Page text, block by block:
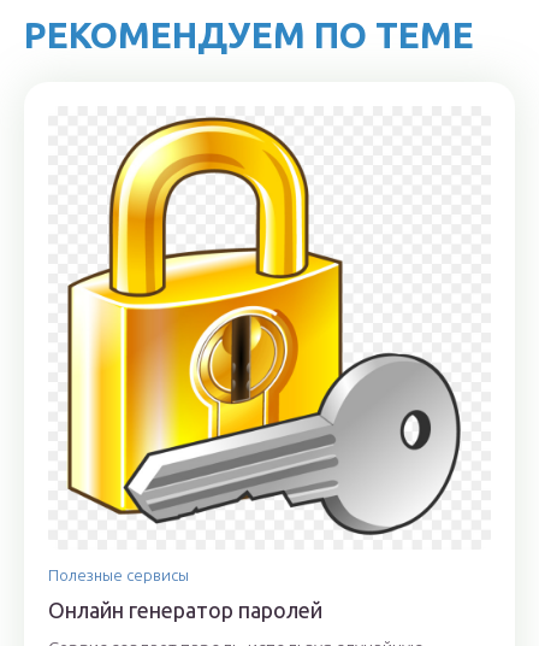
РЕКОМЕНДУЕМ ПО ТЕМЕ
Полезные сервисы
Онлайн генератор паролей